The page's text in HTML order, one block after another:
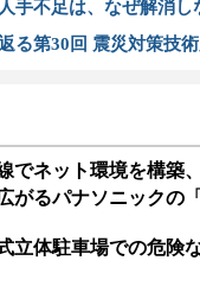
人手不足は、なぜ解消
る第30回 震災対策技
でネット環境を構築
がるパナソニックの
立体駐車場での危険